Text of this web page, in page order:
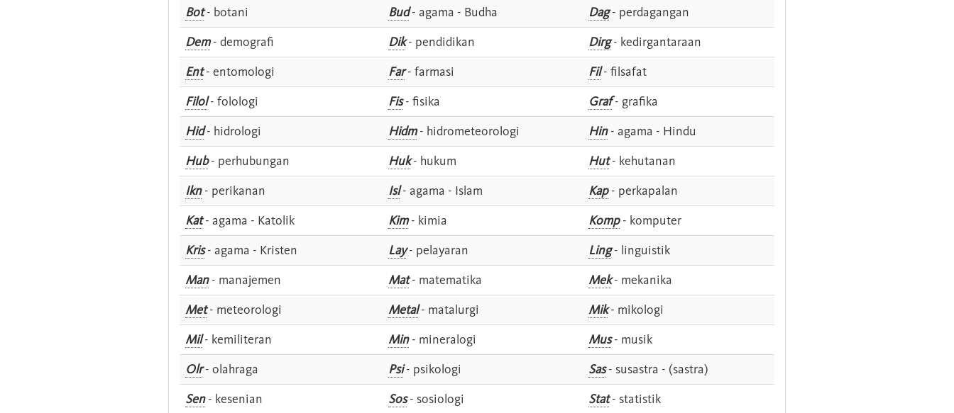
Bot- botani Bud- agama - Budha Dag- perdagangan
Dem- demografi Dik- pendidikan Dirg- kedirgantaraan
Ent- entomologi Far- farmasi Fil- filsafat
Filol- folologi Fis- fisika Graf- grafika
Hid- hidrologi Hidm- hidrometeorologi Hin- agama - Hindu
Hub- perhubungan Huk- hukum Hut- kehutanan
Ikn- perikanan Isl- agama - Islam Kap- perkapalan
Kat- agama - Katolik Kim- kimia Komp- komputer
Kris- agama - Kristen Lay- pelayaran Ling- linguistik
Man- manajemen Mat- matematika Mek- mekanika
Met- meteorologi Metal- matalurgi Mik- mikologi
Mil- kemiliteran Min- mineralogi Mus- musik
Olr- olahraga Psi- psikologi Sas- susastra - (sastra)
Sen- kesenian Sos- sosiologi Stat- statistik